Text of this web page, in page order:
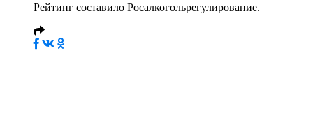
Рейтинг составило Росалкогольрегулирование.